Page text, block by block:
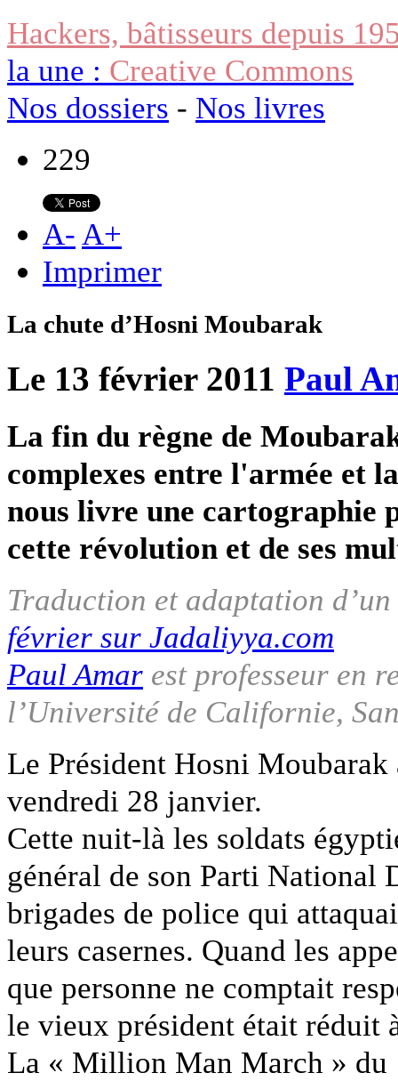
Hackers, bâtisseurs depuis
la une : Creative Commons
Nos dossiers - Nos livres
229
A- A+
Imprimer
La chute d’Hosni Moubarak
Le 13 février 2011 Paul
La fin du règne de
complexes entre l'armée et
nous livre une cartographie
cette révolution et de ses
Traduction et adaptation d’un
février sur Jadaliyya.com
Paul Amar est professeur en
l’Université de Californie,
Le Président Hosni
vendredi 28 janvier.
Cette nuit-là les soldats
général de son Parti National
brigades de police qui
leurs casernes. Quand les
que personne ne comptait
le vieux président était réduit
La « Million Man March » du